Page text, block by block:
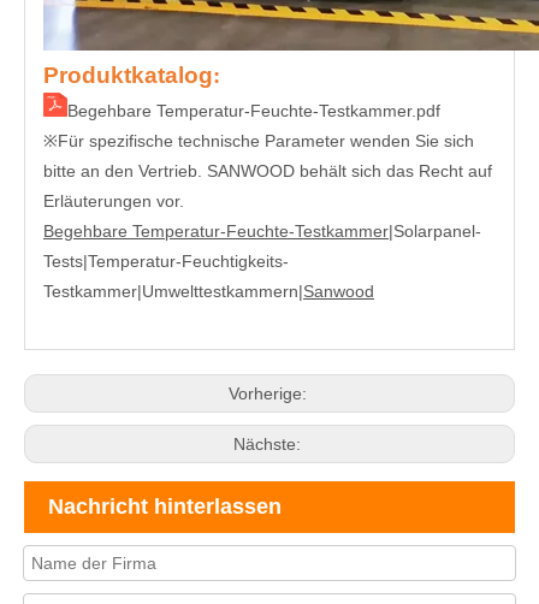
Produktkatalog:
Begehbare Temperatur-Feuchte-Testkammer.pdf
※Für spezifische technische Parameter wenden Sie sich
bitte an den Vertrieb. SANWOOD behält sich das Recht auf
Erläuterungen vor.
Begehbare Temperatur-Feuchte-Testkammer|Solarpanel-
Tests|Temperatur-Feuchtigkeits-
Testkammer|Umwelttestkammern|Sanwood
Vorherige:
Nächste:
Nachricht hinterlassen